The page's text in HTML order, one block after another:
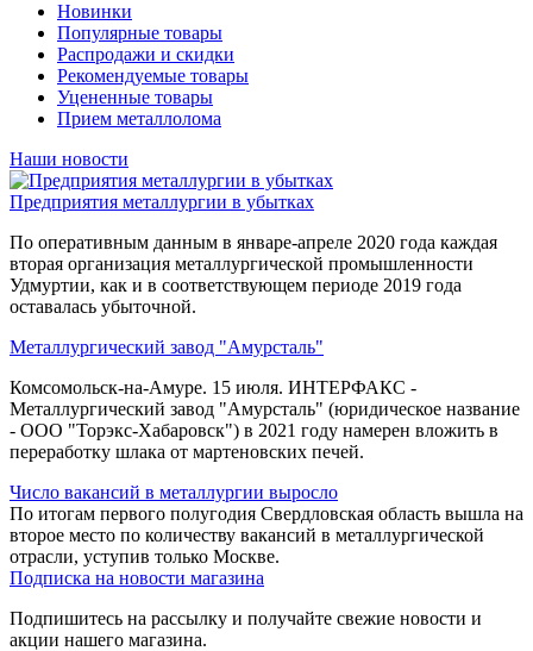
Новинки
Популярные товары
Распродажи и скидки
Рекомендуемые товары
Уцененные товары
Прием металлолома
Наши новости
Предприятия металлургии в убытках
По оперативным данным в январе-апреле 2020 года каждая
вторая организация металлургической промышленности
Удмуртии, как и в соответствующем периоде 2019 года
оставалась убыточной.
Металлургический завод "Амурсталь"
Комсомольск-на-Амуре. 15 июля. ИНТЕРФАКС -
Металлургический завод "Амурсталь" (юридическое название
- ООО "Торэкс-Хабаровск") в 2021 году намерен вложить в
переработку шлака от мартеновских печей.
Число вакансий в металлургии выросло
По итогам первого полугодия Свердловская область вышла на
второе место по количеству вакансий в металлургической
отрасли, уступив только Москве.
Подписка на новости магазина
Подпишитесь на рассылку и получайте свежие новости и
акции нашего магазина.